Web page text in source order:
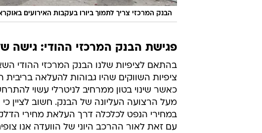
הבנק המרכזי צריך לתמוך ביורו בעקבות האירועים
פגישת הבנק המרכזי ההודי: גישה
בהתאם לציפיות שלנו הבנק המרכזי ההודי
ציפיות השווקים שהיו גבוהות להעלאה בריבית
כאשר שינוי בטון ממרחיב לניטרלי עשוי
מעל הרצועה העליונה של הבנק. חשוב לציין
במחירי הנפט לכלכלה דרך העלאת מחירי
עם זאת לאור ההרכב היוני של הוועדה אנו